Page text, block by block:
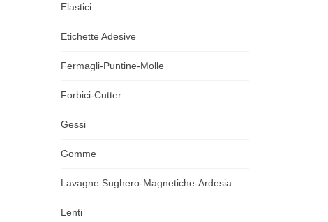
Elastici
Etichette Adesive
Fermagli-Puntine-Molle
Forbici-Cutter
Gessi
Gomme
Lavagne Sughero-Magnetiche-Ardesia
Lenti